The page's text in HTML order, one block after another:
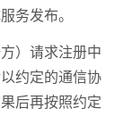
务发布。
）请求注册中
约定的通信协
后再按照约定